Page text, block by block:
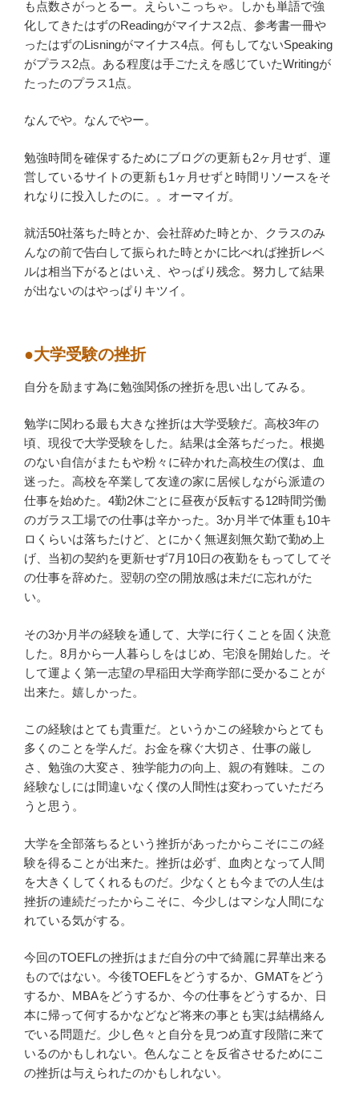
も点数さがっとるー。えらいこっちゃ。しかも単語で強
化してきたはずのReadingがマイナス2点、参考書一冊や
ったはずのLisningがマイナス4点。何もしてないSpeaking
がプラス2点。ある程度は手ごたえを感じていたWritingが
たったのプラス1点。
なんでや。なんでやー。
勉強時間を確保するためにブログの更新も2ヶ月せず、運
営しているサイトの更新も1ヶ月せずと時間リソースをそ
れなりに投入したのに。。オーマイガ。
就活50社落ちた時とか、会社辞めた時とか、クラスのみ
んなの前で告白して振られた時とかに比べれば挫折レベ
ルは相当下がるとはいえ、やっぱり残念。努力して結果
が出ないのはやっぱりキツイ。
●大学受験の挫折
自分を励ます為に勉強関係の挫折を思い出してみる。
勉学に関わる最も大きな挫折は大学受験だ。高校3年の
頃、現役で大学受験をした。結果は全落ちだった。根拠
のない自信がまたもや粉々に砕かれた高校生の僕は、血
迷った。高校を卒業して友達の家に居候しながら派遣の
仕事を始めた。4勤2休ごとに昼夜が反転する12時間労働
のガラス工場での仕事は辛かった。3か月半で体重も10キ
ロくらいは落ちたけど、とにかく無遅刻無欠勤で勤め上
げ、当初の契約を更新せず7月10日の夜勤をもってしてそ
の仕事を辞めた。翌朝の空の開放感は未だに忘れがた
い。
その3か月半の経験を通して、大学に行くことを固く決意
した。8月から一人暮らしをはじめ、宅浪を開始した。そ
して運よく第一志望の早稲田大学商学部に受かることが
出来た。嬉しかった。
この経験はとても貴重だ。というかこの経験からとても
多くのことを学んだ。お金を稼ぐ大切さ、仕事の厳し
さ、勉強の大変さ、独学能力の向上、親の有難味。この
経験なしには間違いなく僕の人間性は変わっていただろ
うと思う。
大学を全部落ちるという挫折があったからこそにこの経
験を得ることが出来た。挫折は必ず、血肉となって人間
を大きくしてくれるものだ。少なくとも今までの人生は
挫折の連続だったからこそに、今少しはマシな人間にな
れている気がする。
今回のTOEFLの挫折はまだ自分の中で綺麗に昇華出来る
ものではない。今後TOEFLをどうするか、GMATをどう
するか、MBAをどうするか、今の仕事をどうするか、日
本に帰って何するかなどなど将来の事とも実は結構絡ん
でいる問題だ。少し色々と自分を見つめ直す段階に来て
いるのかもしれない。色んなことを反省させるためにこ
の挫折は与えられたのかもしれない。